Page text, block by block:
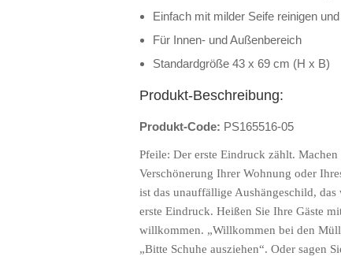
Einfach mit milder Seife reinigen
Für Innen- und Außenbereich
Standardgröße 43 x 69 cm (H x B)
Produkt-Beschreibung:
Produkt-Code: PS165516-05
Pfeile: Der erste Eindruck zählt. Machen
Verschönerung Ihrer Wohnung oder
ist das unauffällige Aushängeschild,
erste Eindruck. Heißen Sie Ihre Gäste
willkommen. „Willkommen bei den
„Bitte Schuhe ausziehen“. Oder sagen